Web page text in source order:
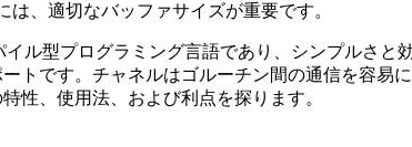
、適切なバッファサイズが重要です。
ル型プログラミング言語であり、シンプルさ
トです。チャネルはゴルーチン間の通信を容易
性、使用法、および利点を探ります。